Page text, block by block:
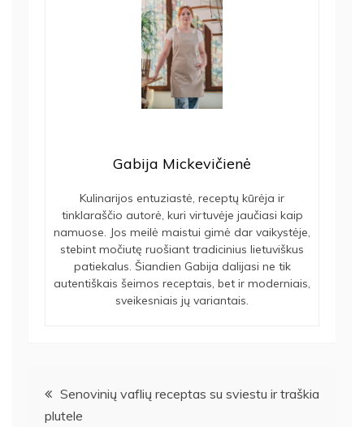
Gabija Mickevičienė
Kulinarijos entuziastė, receptų kūrėja ir
tinklaraščio autorė, kuri virtuvėje jaučiasi kaip
namuose. Jos meilė maistui gimė dar vaikystėje,
stebint močiutę ruošiant tradicinius lietuviškus
patiekalus. Šiandien Gabija dalijasi ne tik
autentiškais šeimos receptais, bet ir moderniais,
sveikesniais jų variantais.
Navigacija
Senovinių vaflių receptas su sviestu ir traškia
plutele